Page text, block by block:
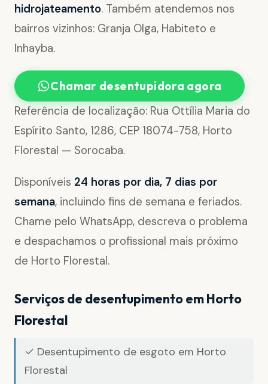
hidrojateamento. Também atendemos nos
bairros vizinhos: Granja Olga, Habiteto e
Inhayba.
Chamar desentupidora agora
Referência de localização: Rua Ottília Maria do
Espírito Santo, 1286, CEP 18074-758, Horto
Florestal — Sorocaba.
Disponíveis 24 horas por dia, 7 dias por
semana, incluindo fins de semana e feriados.
Chame pelo WhatsApp, descreva o problema
e despachamos o profissional mais próximo
de Horto Florestal.
Serviços de desentupimento em Horto
Florestal
✓ Desentupimento de esgoto em Horto
Florestal